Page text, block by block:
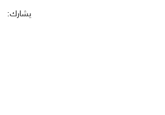
يشارك: